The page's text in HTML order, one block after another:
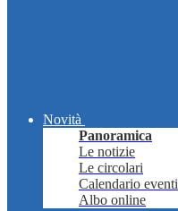
Novità
Panoramica
Le notizie
Le circolari
Calendario eventi
Albo online